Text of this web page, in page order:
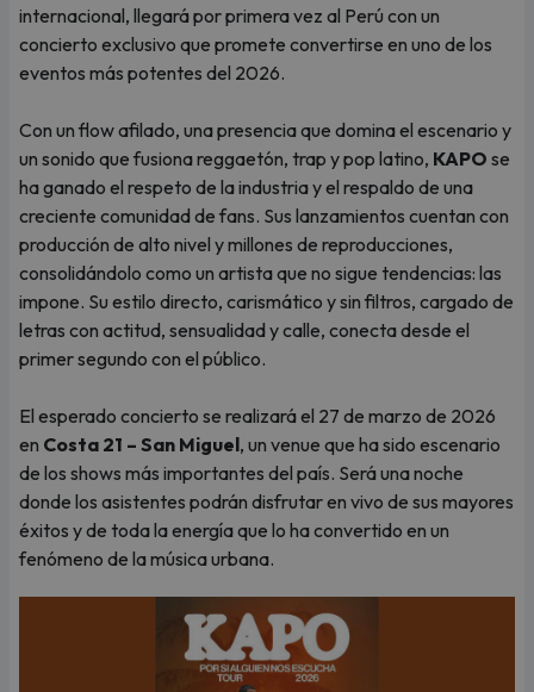
internacional, llegará por primera vez al Perú con un
concierto exclusivo que promete convertirse en uno de los
eventos más potentes del 2026.
Con un flow afilado, una presencia que domina el escenario y
un sonido que fusiona reggaetón, trap y pop latino, KAPO se
ha ganado el respeto de la industria y el respaldo de una
creciente comunidad de fans. Sus lanzamientos cuentan con
producción de alto nivel y millones de reproducciones,
consolidándolo como un artista que no sigue tendencias: las
impone. Su estilo directo, carismático y sin filtros, cargado de
letras con actitud, sensualidad y calle, conecta desde el
primer segundo con el público.
El esperado concierto se realizará el 27 de marzo de 2026
en Costa 21 – San Miguel, un venue que ha sido escenario
de los shows más importantes del país. Será una noche
donde los asistentes podrán disfrutar en vivo de sus mayores
éxitos y de toda la energía que lo ha convertido en un
fenómeno de la música urbana.